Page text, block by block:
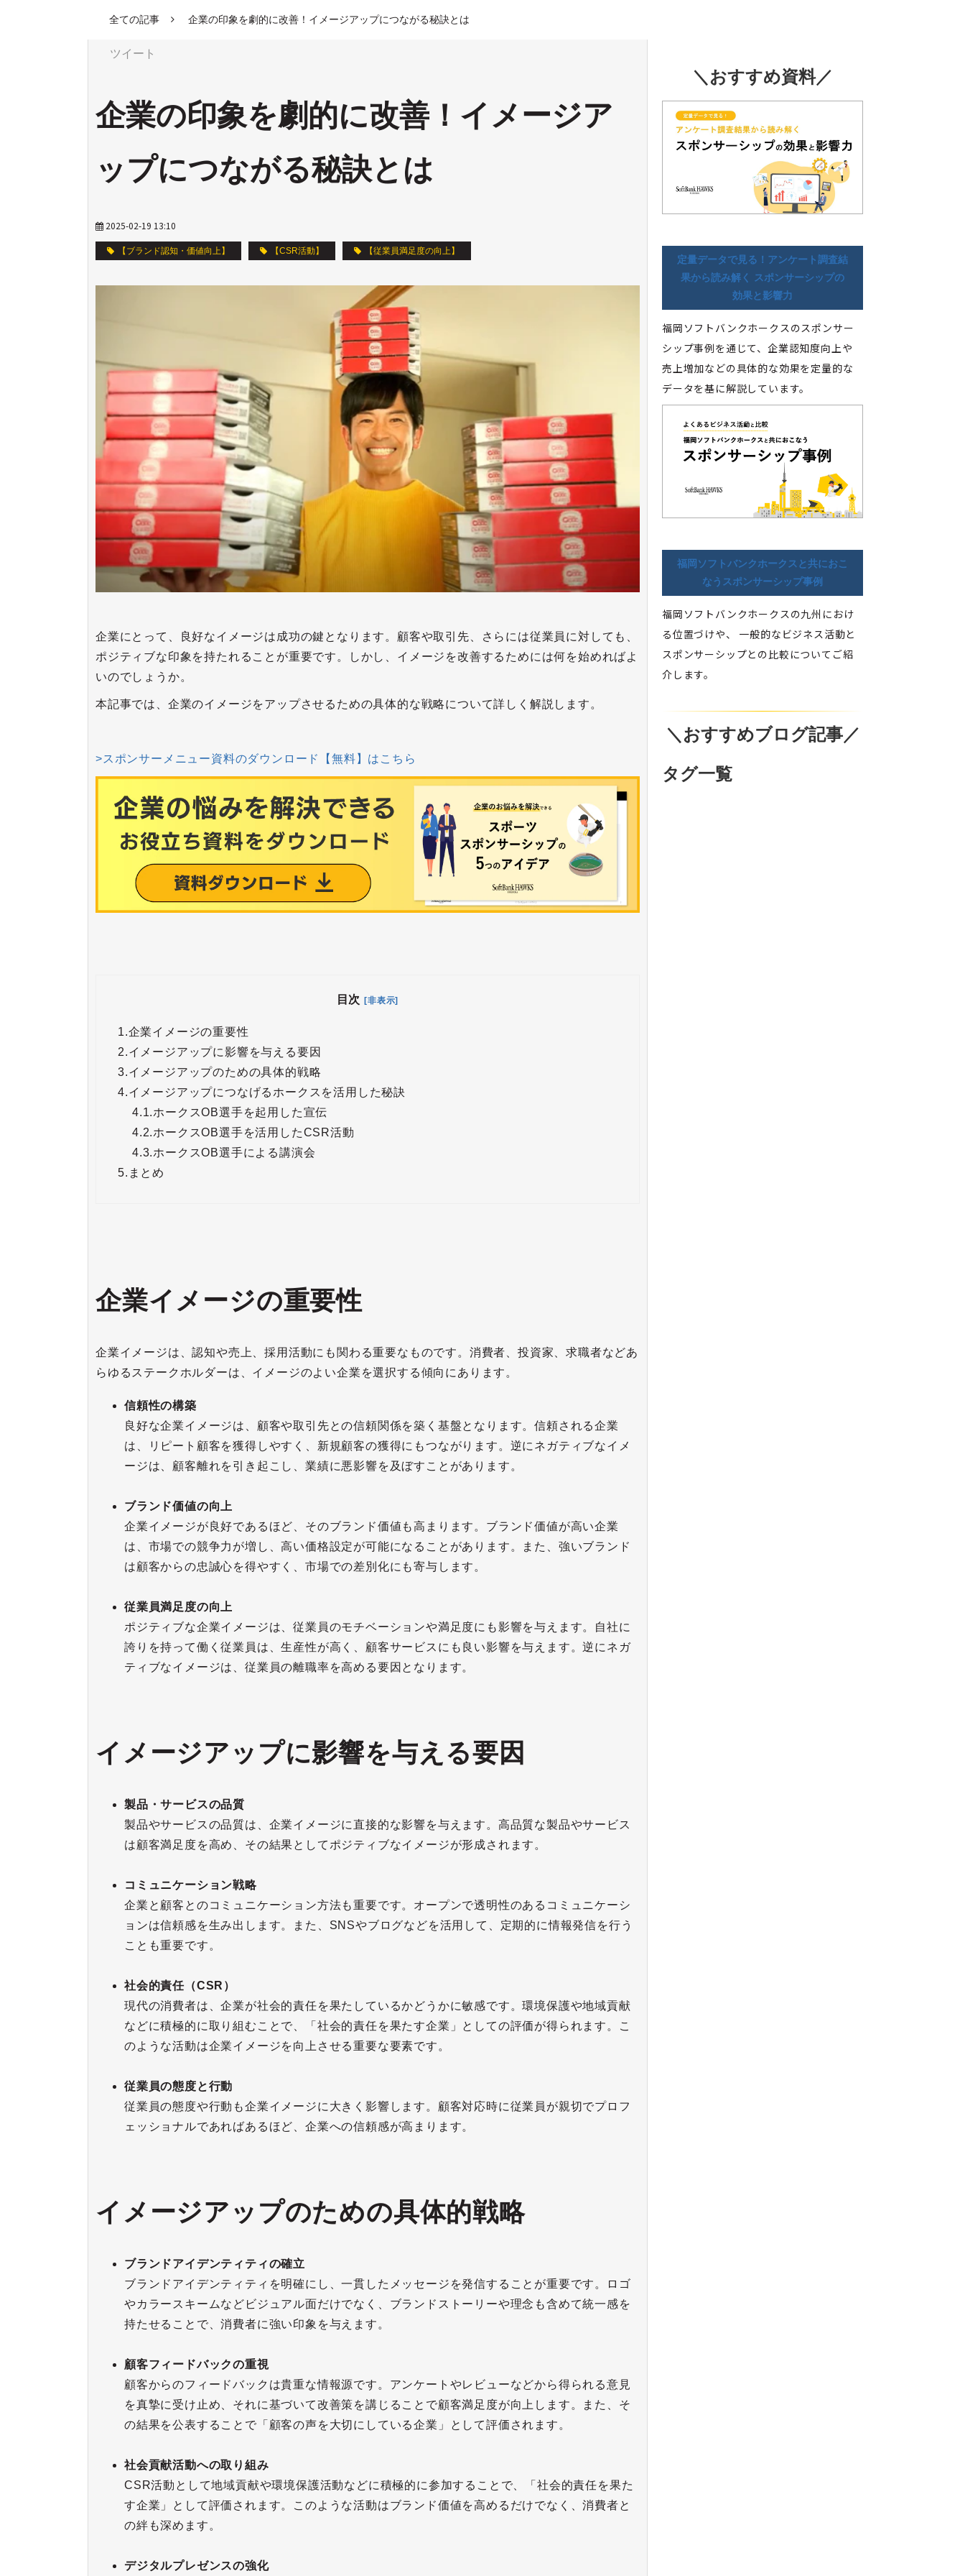
全ての記事 企業の印象を劇的に改善！イメージアップにつながる秘訣とは
ツイート
企業の印象を劇的に改善！イメージア
ップにつながる秘訣とは
2025-02-19 13:10
【ブランド認知・価値向上】 【CSR活動】 【従業員満足度の向上】
企業にとって、良好なイメージは成功の鍵となります。顧客や取引先、さらには従業員に対しても、
ポジティブな印象を持たれることが重要です。しかし、イメージを改善するためには何を始めればよ
いのでしょうか。
本記事では、企業のイメージをアップさせるための具体的な戦略について詳しく解説します。
>スポンサーメニュー資料のダウンロード【無料】はこちら
目次 [非表示]
1.企業イメージの重要性
2.イメージアップに影響を与える要因
3.イメージアップのための具体的戦略
4.イメージアップにつなげるホークスを活用した秘訣
4.1.ホークスOB選手を起用した宣伝
4.2.ホークスOB選手を活用したCSR活動
4.3.ホークスOB選手による講演会
5. まとめ
企業イメージの重要性
企業イメージは、認知や売上、採用活動にも関わる重要なものです。消費者、投資家、求職者などあ
らゆるステークホルダーは、イメージのよい企業を選択する傾向にあります。
信頼性の構築
良好な企業イメージは、顧客や取引先との信頼関係を築く基盤となります。信頼される企業
は、リピート顧客を獲得しやすく、新規顧客の獲得にもつながります。逆にネガティブなイメ
ージは、顧客離れを引き起こし、業績に悪影響を及ぼすことがあります。
ブランド価値の向上
企業イメージが良好であるほど、そのブランド価値も高まります。ブランド価値が高い企業
は、市場での競争力が増し、高い価格設定が可能になることがあります。また、強いブランド
は顧客からの忠誠心を得やすく、市場での差別化にも寄与します。
従業員満足度の向上
ポジティブな企業イメージは、従業員のモチベーションや満足度にも影響を与えます。自社に
誇りを持って働く従業員は、生産性が高く、顧客サービスにも良い影響を与えます。逆にネガ
ティブなイメージは、従業員の離職率を高める要因となります。
イメージアップに影響を与える要因
製品・サービスの品質
製品やサービスの品質は、企業イメージに直接的な影響を与えます。高品質な製品やサービス
は顧客満足度を高め、その結果としてポジティブなイメージが形成されます。
コミュニケーション戦略
企業と顧客とのコミュニケーション方法も重要です。オープンで透明性のあるコミュニケーシ
ョンは信頼感を生み出します。また、SNSやブログなどを活用して、定期的に情報発信を行う
ことも重要です。
社会的責任（CSR）
現代の消費者は、企業が社会的責任を果たしているかどうかに敏感です。環境保護や地域貢献
などに積極的に取り組むことで、「社会的責任を果たす企業」としての評価が得られます。こ
のような活動は企業イメージを向上させる重要な要素です。
従業員の態度と行動
従業員の態度や行動も企業イメージに大きく影響します。顧客対応時に従業員が親切でプロフ
ェッショナルであればあるほど、企業への信頼感が高まります。
イメージアップのための具体的戦略
ブランドアイデンティティの確立
ブランドアイデンティティを明確にし、一貫したメッセージを発信することが重要です。ロゴ
やカラースキームなどビジュアル面だけでなく、ブランドストーリーや理念も含めて統一感を
持たせることで、消費者に強い印象を与えます。
顧客フィードバックの重視
顧客からのフィードバックは貴重な情報源です。アンケートやレビューなどから得られる意見
を真摯に受け止め、それに基づいて改善策を講じることで顧客満足度が向上します。また、そ
の結果を公表することで「顧客の声を大切にしている企業」として評価されます。
社会貢献活動への取り組み
CSR活動として地域貢献や環境保護活動などに積極的に参加することで、「社会的責任を果た
す企業」として評価されます。このような活動はブランド価値を高めるだけでなく、消費者と
の絆も深めます。
デジタルプレゼンスの強化
＼おすすめ資料／
定量データで見る！アンケート調査結
果から読み解く スポンサーシップの
効果と影響力
福岡ソフトバンクホークスのスポンサー
シップ事例を通じて、企業認知度向上や
売上増加などの具体的な効果を定量的な
データを基に解説しています。
福岡ソフトバンクホークスと共におこ
なうスポンサーシップ事例
福岡ソフトバンクホークスの九州におけ
る位置づけや、 一般的なビジネス活動と
スポンサーシップとの比較についてご紹
介します。
＼おすすめブログ記事／
タグ一覧